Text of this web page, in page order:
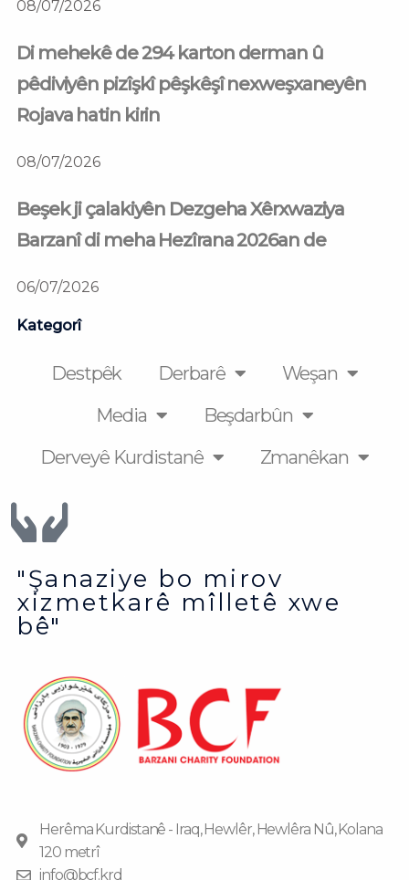
08/07/2026
Di mehekê de 294 karton derman û
pêdiviyên pizîşkî pêşkêşî nexweşxaneyên
Rojava hatin kirin
08/07/2026
Beşek ji çalakiyên Dezgeha Xêrxwaziya
Barzanî di meha Hezîrana 2026an de
06/07/2026
Kategorî
Destpêk Derbarê
Weşan
Media
Beşdarbûn
Derveyê Kurdistanê
Zmanêkan
"Şanaziye bo mirov
xizmetkarê mîlletê xwe
bê"
Herêma Kurdistanê - Iraq, Hewlêr, Hewlêra Nû, Kolana
120 metrî
info@bcf.krd